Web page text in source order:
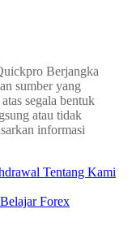
Berjangka
sumber yang
segala bentuk
atau tidak
informasi
Tentang Kami
Belajar Forex